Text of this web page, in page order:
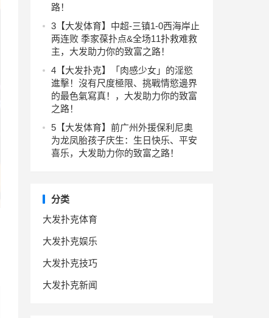
路！
3 【大发体育】中超-三镇1-0西海岸止
两连败 季家葆扑点&全场11扑救难救
主，大发助力你的致富之路！
4 【大发扑克】「肉感少女」的淫慾
進擊！沒有尺度極限、挑戰情慾邊界
的最色氣寫真！，大发助力你的致富
之路！
5 【大发体育】前广州外援保利尼奥
为龙凤胎孩子庆生：生日快乐、平安
喜乐，大发助力你的致富之路！
分类
大发扑克体育
大发扑克娱乐
大发扑克技巧
大发扑克新闻